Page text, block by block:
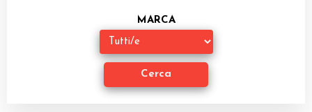
Fumetti & Romanzi
Giochi di Carte Collezionabili
MARCA